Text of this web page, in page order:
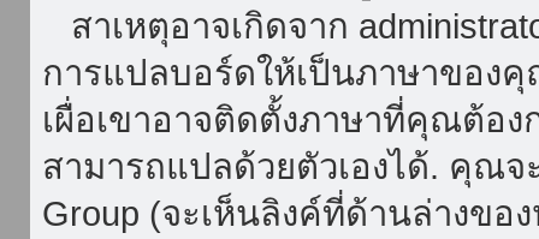
สาเหตุอาจเกิดจาก
การแปลบอร์ดให้เป็นภาษาของ
เผื่อเขาอาจติดตั้งภาษาที่คุณต้อ
สามารถแปลด้วยตัวเองได้. คุณจ
Group (จะเห็นลิงค์ที่ด้านล่างขอ